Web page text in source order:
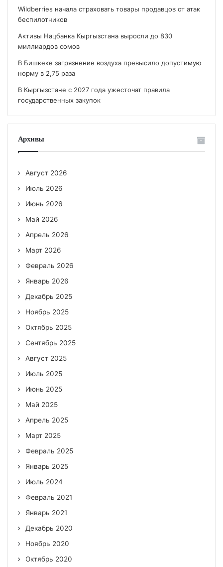
Wildberries начала страховать товары продавцов от атак
беспилотников
Активы Нацбанка Кыргызстана выросли до 830
миллиардов сомов
В Бишкеке загрязнение воздуха превысило допустимую
норму в 2,75 раза
В Кыргызстане с 2027 года ужесточат правила
государственных закупок
Архивы
Август 2026
Июль 2026
Июнь 2026
Май 2026
Апрель 2026
Март 2026
Февраль 2026
Январь 2026
Декабрь 2025
Ноябрь 2025
Октябрь 2025
Сентябрь 2025
Август 2025
Июль 2025
Июнь 2025
Май 2025
Апрель 2025
Март 2025
Февраль 2025
Январь 2025
Июль 2024
Февраль 2021
Январь 2021
Декабрь 2020
Ноябрь 2020
Октябрь 2020